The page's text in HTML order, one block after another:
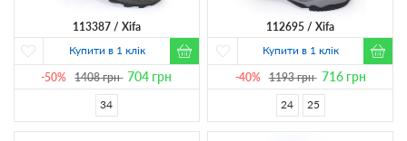
113387
Xifa
Купити в 1 клік
-50% 1408грн 704 грн
34
112695
Xifa
Купити в 1 клік
-40% 1193грн 716грн
24 25